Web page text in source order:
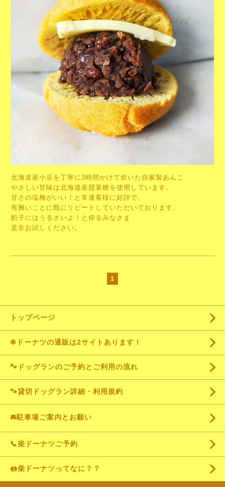
北海道産小豆を丁寧に3時間かけて炊いた自家製あんこ
やさしい甘味は北海道産甜菜糖を使用しています。
甘さの塩梅がいい！と常連客様に好評で、
有難いことに既にリピートしていただいております。
餡子にはうるさいよ！と仰るみなさま
是非お試しください。
1
トップページ
❇ドーナツの通販は2サイトあります！
🐾ドッグランのご予約とご利用の流れ
🐾貸切ドッグラン詳細・利用規約
🚘駐車場ご案内とお願い
📞柴ドーナツご予約
🍩柴ドーナツってなに？？